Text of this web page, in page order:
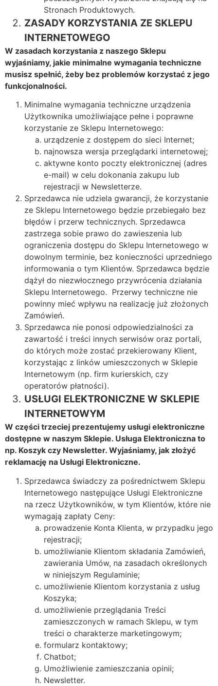
Stronach Produktowych.
ZASADY KORZYSTANIA ZE SKLEPU
INTERNETOWEGO
W zasadach korzystania z naszego Sklepu
wyjaśniamy, jakie minimalne wymagania techniczne
musisz spełnić, żeby bez problemów korzystać z jego
funkcjonalności.
Minimalne wymagania techniczne urządzenia
Użytkownika umożliwiające pełne i poprawne
korzystanie ze Sklepu Internetowego:
urządzenie z dostępem do sieci Internet;
najnowsza wersja przeglądarki internetowej;
aktywne konto poczty elektronicznej (adres
e-mail) w celu dokonania zakupu lub
rejestracji w Newsletterze.
Sprzedawca nie udziela gwarancji, że korzystanie
ze Sklepu Internetowego będzie przebiegało bez
błędów i przerw technicznych. Sprzedawca
zastrzega sobie prawo do zawieszenia lub
ograniczenia dostępu do Sklepu Internetowego w
dowolnym terminie, bez konieczności uprzedniego
informowania o tym Klientów. Sprzedawca będzie
dążył do niezwłocznego przywrócenia działania
Sklepu Internetowego. Przerwy techniczne nie
powinny mieć wpływu na realizację już złożonych
Zamówień.
Sprzedawca nie ponosi odpowiedzialności za
zawartość i treści innych serwisów oraz portali,
do których może zostać przekierowany Klient,
korzystając z linków umieszczonych w Sklepie
Internetowym (np. firm kurierskich, czy
operatorów płatności).
USŁUGI ELEKTRONICZNE W SKLEPIE
INTERNETOWYM
W części trzeciej prezentujemy usługi elektroniczne
dostępne w naszym Sklepie. Usługa Elektroniczna to
np. Koszyk czy Newsletter. Wyjaśniamy, jak złożyć
reklamację na Usługi Elektroniczne.
Sprzedawca świadczy za pośrednictwem Sklepu
Internetowego następujące Usługi Elektroniczne
na rzecz Użytkowników, w tym Klientów, które nie
wymagają zapłaty Ceny:
prowadzenie Konta Klienta, w przypadku jego
rejestracji;
umożliwianie Klientom składania Zamówień,
zawierania Umów, na zasadach określonych
w niniejszym Regulaminie;
umożliwienie Klientom korzystania z usług
Koszyka;
umożliwienie przeglądania Treści
zamieszczonych w ramach Sklepu, w tym
treści o charakterze marketingowym;
formularz kontaktowy;
Chatbot;
Umożliwienie zamieszczania opinii;
Newsletter.